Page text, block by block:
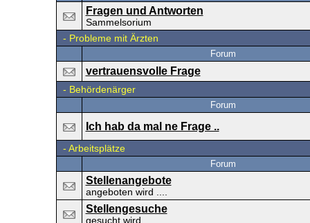
Fragen und Antworten
Sammelsorium
- Probleme mit Ärzten
Forum
vertrauensvolle Frage
- Behördenärger
Forum
Ich hab da mal ne Frage ..
- Arbeitsplätze
Forum
Stellenangebote
angeboten wird ....
Stellengesuche
gesucht wird .....